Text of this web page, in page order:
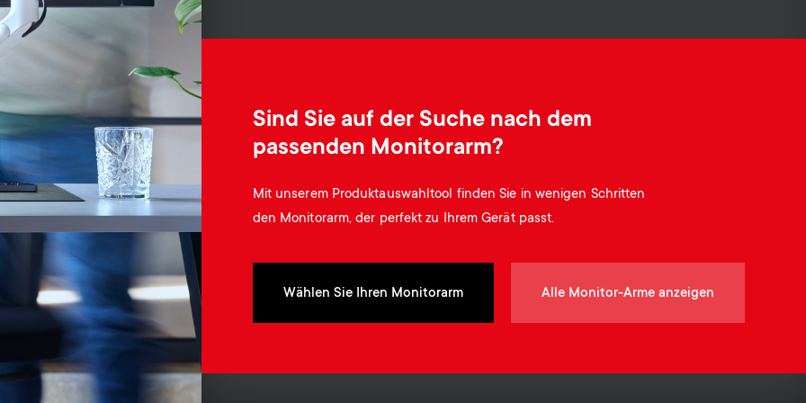
d
r
y
p
r
d
r
y
s
u
Sind Sie auf der Suche nach dem
passenden Monitorarm?
Mit unserem Produktauswahltool finden Sie in wenigen Schritten
den Monitorarm, der perfekt zu Ihrem Gerät passt.
Wählen Sie Ihren Monitorarm Alle Monitor-Arme anzeigen